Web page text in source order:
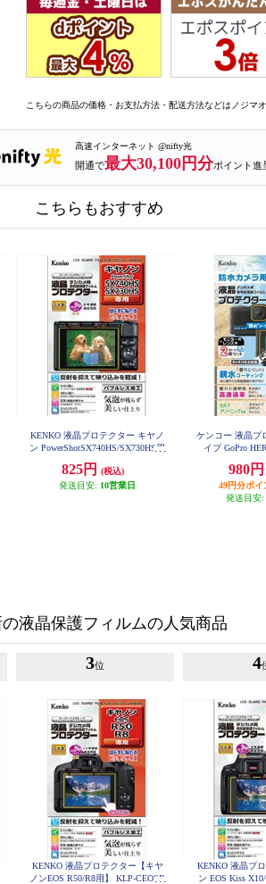
こちらの商品の価格・お支払方法・配送方法などはノジマ
高速インターネット @nifty光
開通で最大30,100円分ポイント進
こちらもおすすめ
KENKO 液晶プロテクター キヤノ
ン PowerShotSX740HS/SX730HS用
825円
(税込)
発送目安: 10営業日
ケンコー 液晶プ
イプ GoPro
980円
49円分ポイ
発送目安:
液晶保護フィルムの人気商品
3位
KENKO 液晶プロテクター【キヤ
ノンEOS R50/R8用】 KLP-CEOSR
4
KENKO 液晶プ
ン EOS Kiss